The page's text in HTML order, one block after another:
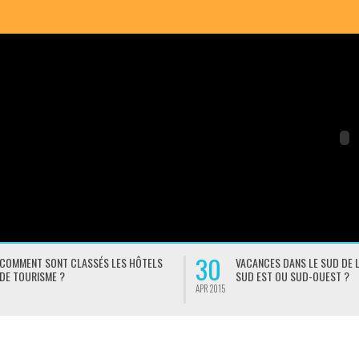
COMMENT SONT CLASSÉS LES HÔTELS
DE TOURISME ?
30
APR 2015
VACANCES DANS LE SUD DE
SUD EST OU SUD-OUEST ?